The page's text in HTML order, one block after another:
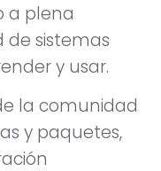
a plena
de sistemas
y usar.
la comunidad
y paquetes,